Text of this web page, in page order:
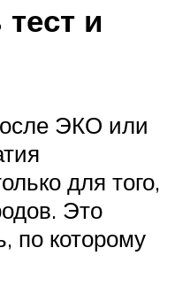
и
ЭКО или
для того,
Это
по которому